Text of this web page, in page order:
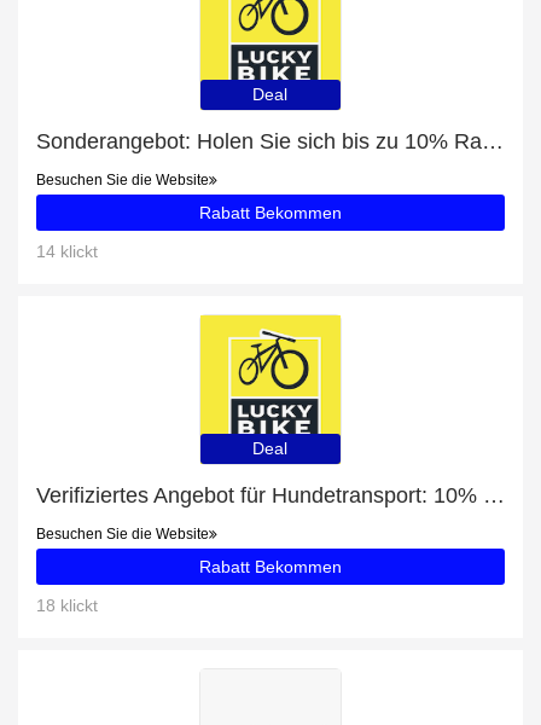
Deal
Sonderangebot: Holen Sie sich bis zu 10% Rabatt auf Rahmen- & Kettenschutz
Besuchen Sie die Website
Rabatt Bekommen
14 klickt
Deal
Verifiziertes Angebot für Hundetransport: 10% Rabatt
Besuchen Sie die Website
Rabatt Bekommen
18 klickt